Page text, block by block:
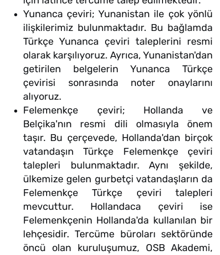
Yunanca çeviri; Yunanistan ile çok yönlü
ilişkilerimiz bulunmaktadır. Bu bağlamda
Türkçe Yunanca çeviri taleplerini resmi
olarak karşılıyoruz. Ayrıca, Yunanistan'dan
getirilen belgelerin Yunanca Türkçe
çevirisi sonrasında noter onaylarını
alıyoruz.
Felemenkçe çeviri; Hollanda ve
Belçika'nın resmi dili olmasıyla önem
taşır. Bu çerçevede, Hollanda'dan birçok
vatandaşın Türkçe Felemenkçe çeviri
talepleri bulunmaktadır. Aynı şekilde,
ülkemize gelen gurbetçi vatandaşların da
Felemenkçe Türkçe çeviri talepleri
mevcuttur. Hollandaca çeviri ise
Felemenkçenin Hollanda'da kullanılan bir
lehçesidir. Tercüme büroları sektöründe
öncü olan kuruluşumuz, OSB Akademi,